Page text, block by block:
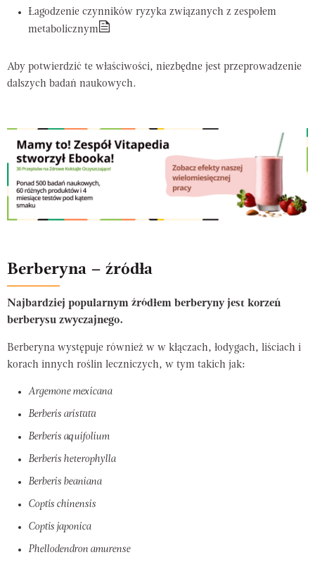
Łagodzenie czynników ryzyka związanych z zespołem
metabolicznym
Aby potwierdzić te właściwości, niezbędne jest przeprowadzenie
dalszych badań naukowych.
Berberyna – źródła
Najbardziej popularnym źródłem berberyny jest korzeń
berberysu zwyczajnego.
Berberyna występuje również w w kłączach, łodygach, liściach i
korach innych roślin leczniczych, w tym takich jak:
Argemone mexicana
Berberis aristata
Berberis aquifolium
Berberis heterophylla
Berberis beaniana
Coptis chinensis
Coptis japonica
Phellodendron amurense